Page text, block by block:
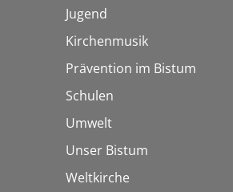
Jugend
Kirchenmusik
Prävention im Bistum
Schulen
Umwelt
Unser Bistum
Weltkirche